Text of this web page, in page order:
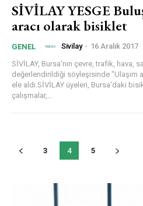
SİVİLAY YESGE
aracı olarak bisiklet
GENEL Sivilay - 16 Aralık 2017
SİVİLAY, Bursa'nın çevre, trafik, hava,
değerlendirildiği söyleşisinde "Ulaşım
ele aldı.SİVİLAY üyeleri, Bursa’daki
çalışmalar,...
3 4 5